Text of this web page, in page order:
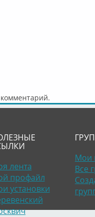
лента
профайл
установки
Мои
Все